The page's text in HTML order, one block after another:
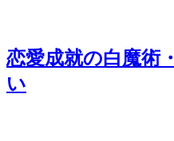
恋愛成就の白魔術
い